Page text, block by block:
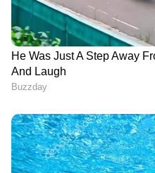
ഷെയ്ഖ് ഹസീനയുടെ
അക്രമിച്ച്
പ്രക്ഷോഭകരുടെ
DOWNLOAD APP